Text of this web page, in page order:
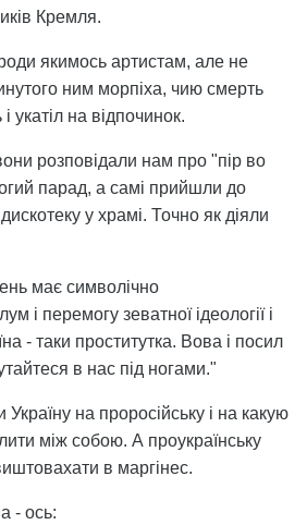
Кремля.
якимось артистам, але не
ним морпіха, чию смерть
укатіл на відпочинок.
розповідали нам про "пір во
парад, а самі прийшли до
у храмі. Точно як діяли
має символічно
і перемогу зеватної ідеології і
- таки проститутка. Вова і посил
в нас під ногами."
Україну на проросійську і на какую
між собою. А проукраїнську
в маргінес.
- ось: